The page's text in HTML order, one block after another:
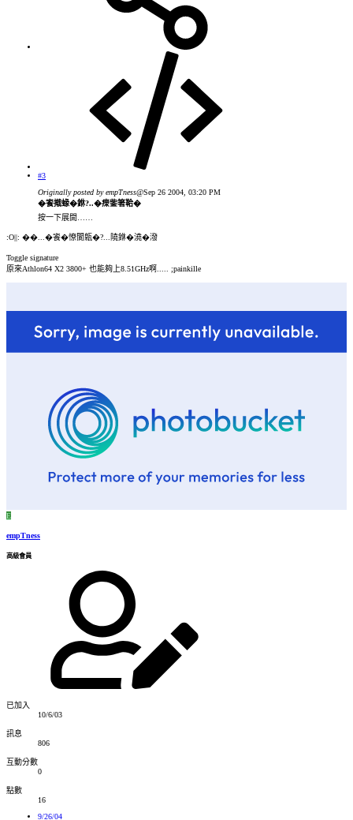
#3
Originally posted by empTness@Sep 26 2004, 03:20 PM
�餈撠蝝�銝?..�瘝鈭箸鞈�
按一下展開……
:O||: ��...�餈�憭閬甈�?...隢銝�澆�潑
Toggle signature
原來Athlon64 X2 3800+ 也能夠上8.51GHz啊..... ;painkille
E
empTness
高級會員
已加入
10/6/03
訊息
806
互動分數
0
點數
16
9/26/04